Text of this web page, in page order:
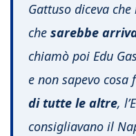
Gattuso diceva
che sarebbe
chiamò poi Edu
e non sapevo cosa
di tutte le altre,
consigliavano il